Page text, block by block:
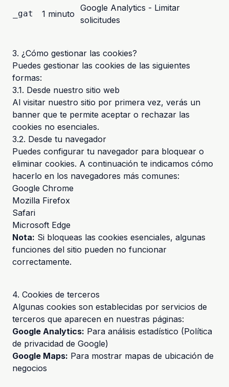
_gat 1 minuto
Google Analytics - Limitar
solicitudes
3. ¿Cómo gestionar las cookies?
Puedes gestionar las cookies de las siguientes
formas:
3.1. Desde nuestro sitio web
Al visitar nuestro sitio por primera vez, verás un
banner que te permite aceptar o rechazar las
cookies no esenciales.
3.2. Desde tu navegador
Puedes configurar tu navegador para bloquear o
eliminar cookies. A continuación te indicamos cómo
hacerlo en los navegadores más comunes:
Google Chrome
Mozilla Firefox
Safari
Microsoft Edge
Nota: Si bloqueas las cookies esenciales, algunas
funciones del sitio pueden no funcionar
correctamente.
4. Cookies de terceros
Algunas cookies son establecidas por servicios de
terceros que aparecen en nuestras páginas:
Google Analytics: Para análisis estadístico (Política
de privacidad de Google)
Google Maps: Para mostrar mapas de ubicación de
negocios